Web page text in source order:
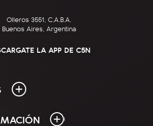
Olleros 3551, C.A.B.A.
Buenos Aires, Argentina
LA APP DE C5N